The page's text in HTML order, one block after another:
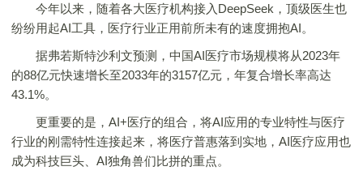
今年以来，随着各大医疗机构接入DeepSeek，顶级医生也
纷纷用起AI工具，医疗行业正用前所未有的速度拥抱AI。
据弗若斯特沙利文预测，中国AI医疗市场规模将从2023年
的88亿元快速增长至2033年的3157亿元，年复合增长率高达
43.1%。
更重要的是，AI+医疗的组合，将AI应用的专业特性与医疗
行业的刚需特性连接起来，将医疗普惠落到实地，AI医疗应用也
成为科技巨头、AI独角兽们比拼的重点。